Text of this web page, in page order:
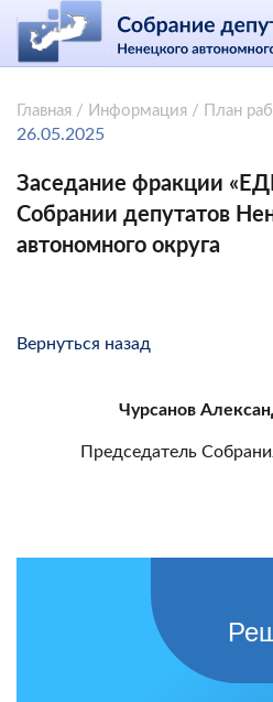
Главная / Информация / План
26.05.2025
Заседание фракции
Собрании депутатов
автономного округа
Вернуться назад
Чурсанов
Председатель